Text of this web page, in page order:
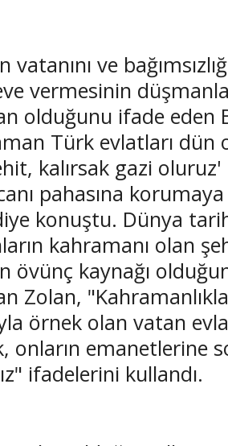
ve
vermesinin
olduğunu ifade eden
Türk evlatları dün
kalırsak gazi
pahasına
konuştu. Dünya
kahramanı olan
övünç kaynağı
Zolan,
örnek olan vatan
onların emanetlerine
ifadelerini kullandı.